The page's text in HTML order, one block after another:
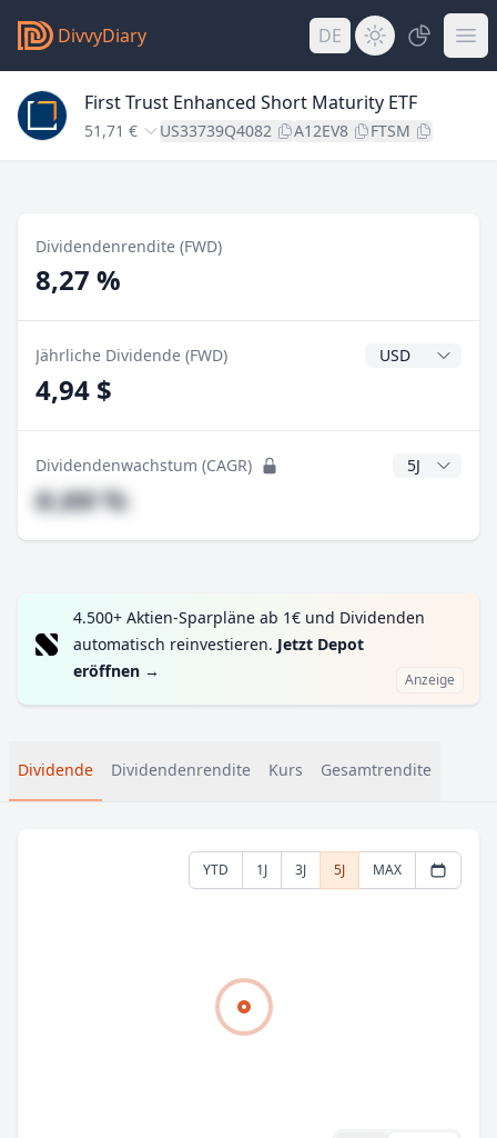
DivvyDiary DE
First Trust Enhanced Short Maturity ETF
51,71 € US33739Q4082 A12EV8 FTSM
Dividendenrendite (FWD)
8,27 %
Jährliche Dividende (FWD)
4,94 $
Dividendenwachstum (CAGR) CAGR Jahre
#,## %
4.500+ Aktien-Sparpläne ab 1€ und Dividenden
automatisch reinvestieren. Jetzt Depot
eröffnen → Anzeige
Dividende Dividendenrendite Kurs Gesamtrendite
YTD 1J 3J 5J MAX